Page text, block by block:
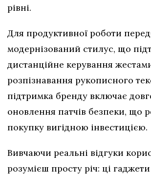
рівні.
Для продуктивної роботи
модернізований стилус, що
дистанційне керування
розпізнавання рукописного
підтримка бренду включає
оновлення патчів безпеки, що
покупку вигідною інвестицією.
Вивчаючи реальні відгуки
розумієш просту річ: ці